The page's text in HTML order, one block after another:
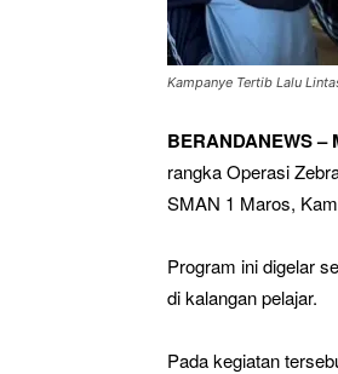
Kampanye Tertib Lalu
BERANDANEWS –
rangka Operasi
SMAN 1 Maros,
Program ini digelar
di kalangan pelajar.
Pada kegiatan